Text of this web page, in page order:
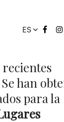
ES
Se han
para la